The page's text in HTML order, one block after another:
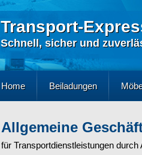
Transport-
Schnell, sicher und
Home Beiladungen
Allgemeine
für Transportdienstleistungen